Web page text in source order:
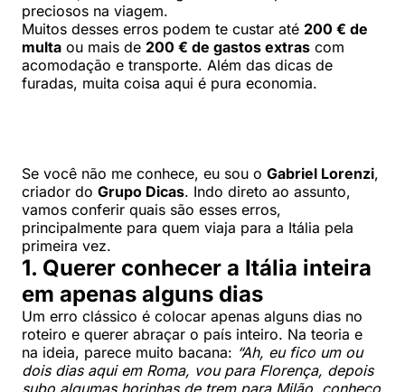
preciosos na viagem.
Muitos desses erros podem te custar até 200 € de
multa ou mais de 200 € de gastos extras com
acomodação e transporte. Além das dicas de
furadas, muita coisa aqui é pura economia.
Se você não me conhece, eu sou o Gabriel Lorenzi,
criador do Grupo Dicas. Indo direto ao assunto,
vamos conferir quais são esses erros,
principalmente para quem viaja para a Itália pela
primeira vez.
1. Querer conhecer a Itália inteira
em apenas alguns dias
Um erro clássico é colocar apenas alguns dias no
roteiro e querer abraçar o país inteiro. Na teoria e
na ideia, parece muito bacana: “Ah, eu fico um ou
dois dias aqui em Roma, vou para Florença, depois
subo algumas horinhas de trem para Milão, conheço